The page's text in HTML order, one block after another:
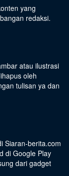
yang
redaksi.
atau ilustrasi
oleh
tulisan ya dan
Siaran-berita.com
di Google Play
dari gadget